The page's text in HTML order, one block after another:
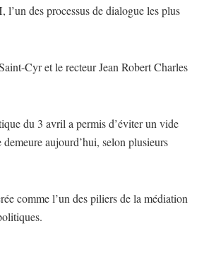
des processus de dialogue les plus
Cyr et le recteur Jean Robert Charles
du 3 avril a permis d’éviter un vide
aujourd’hui, selon plusieurs
comme l’un des piliers de la médiation